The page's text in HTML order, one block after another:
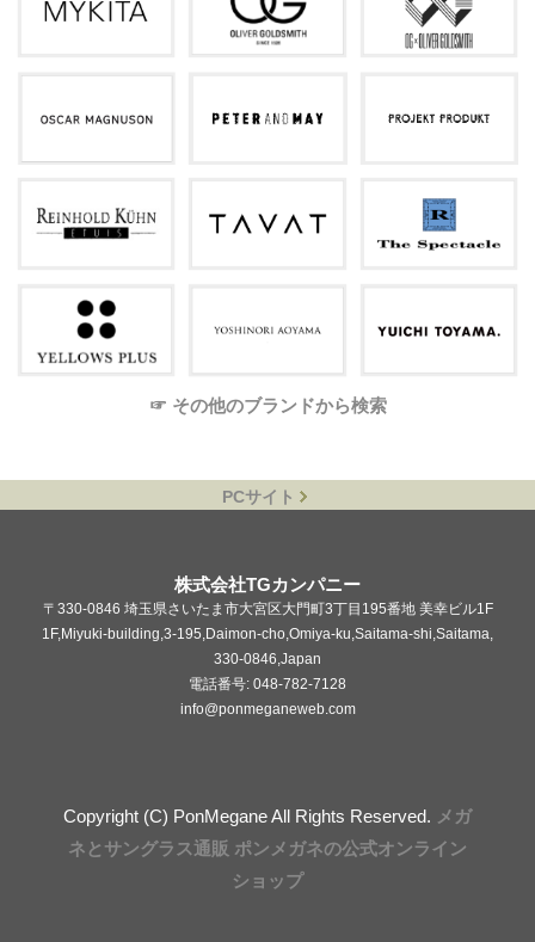
☞ その他のブランドから検索
PCサイト
株式会社TGカンパニー
〒330-0846 埼玉県さいたま市大宮区大門町3丁目195番地 美幸ビル1F
1F,Miyuki-building,3-195,Daimon-cho,Omiya-ku,Saitama-shi,Saitama,
330-0846,Japan
電話番号: 048-782-7128
info@ponmeganeweb.com
Copyright (C) PonMegane All Rights Reserved. メガ
ネとサングラス通販 ポンメガネの公式オンライン
ショップ